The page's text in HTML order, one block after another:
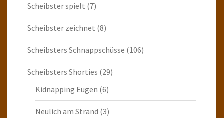
Scheibster spielt (7)
Scheibster zeichnet (8)
Scheibsters Schnappschüsse (106)
Scheibsters Shorties (29)
Kidnapping Eugen (6)
Neulich am Strand (3)